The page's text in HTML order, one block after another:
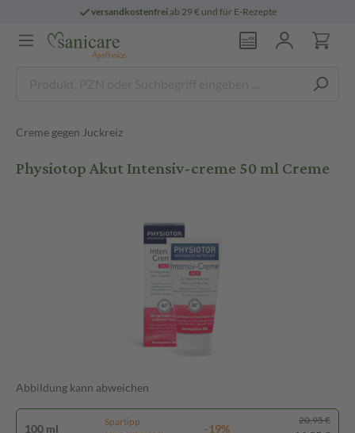
versandkostenfreiab 29 € und für E-Rezepte
Creme gegen Juckreiz
Physiotop Akut Intensiv-creme 50 ml Creme
Abbildung kann abweichen
100 ml
Spartipp
-19%
20,95 €